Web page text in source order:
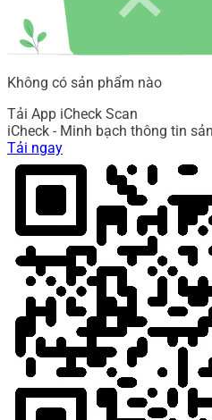
Không có sản phẩm nào
Tải App iCheck Scan
iCheck - Minh bạch thông tin
Tải ngay